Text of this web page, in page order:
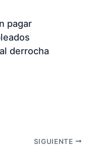
pagar
derrocha
SIGUIENTE